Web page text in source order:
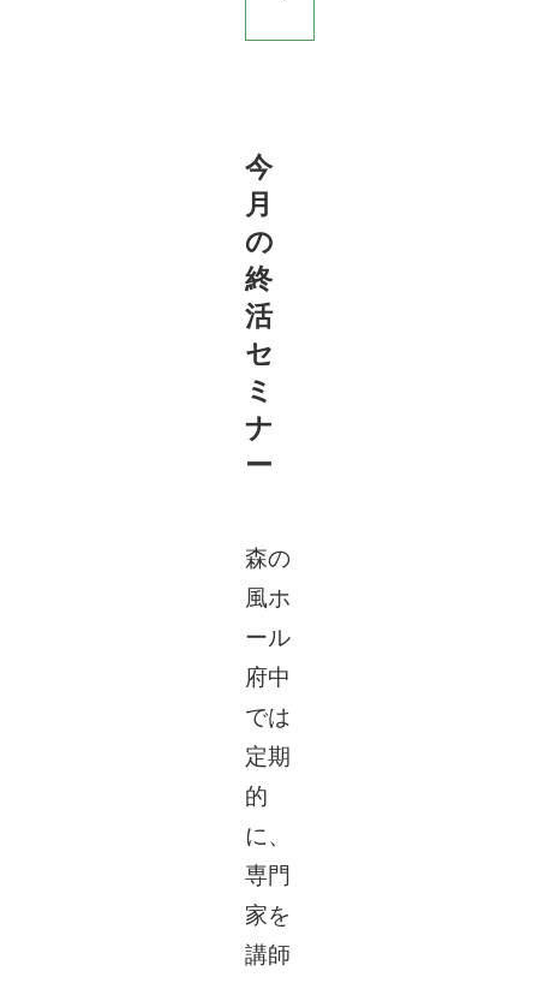
今
月
の
終
活
セ
ミ
ナ
ー
森の
風ホ
ール
府中
では
定期
的
に、
専門
家を
講師